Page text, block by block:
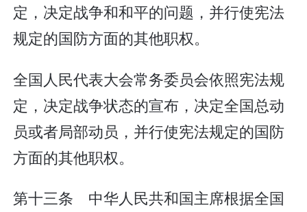
定，决定战争和和平的问题，并行使宪法
规定的国防方面的其他职权。
全国人民代表大会常务委员会依照宪法规
定，决定战争状态的宣布，决定全国总动
员或者局部动员，并行使宪法规定的国防
方面的其他职权。
第十三条 中华人民共和国主席根据全国